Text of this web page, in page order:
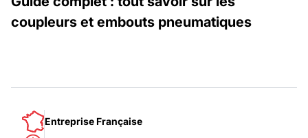
coupleurs et embouts pneumatiques
Entreprise Française